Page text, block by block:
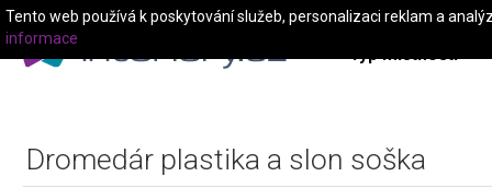
Typ místnosti
Dromedár plastika a slon soška
Tento web používá k poskytování služeb, personalizaci reklam a
informace